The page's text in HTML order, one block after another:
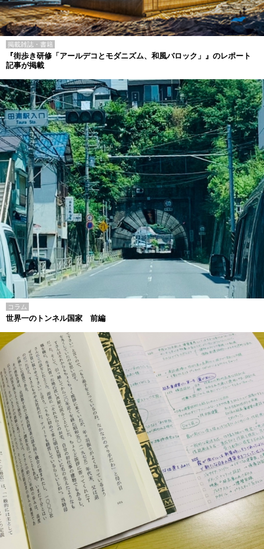
掲載雑誌・書籍
『街歩き研修「アールデコとモダニズム、和風バロック」』のレポート
記事が掲載
コラム
世界一のトンネル国家 前編